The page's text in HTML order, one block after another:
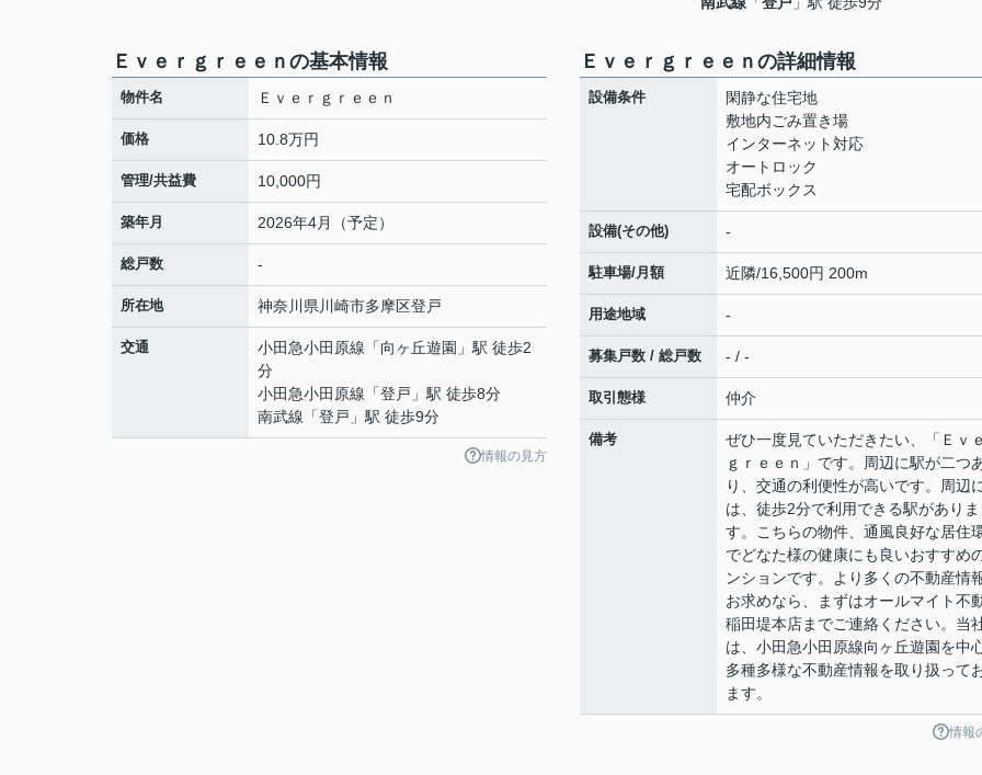
Ｅｖｅｒｇｒｅｅｎの基本情報
物件名 Ｅｖｅｒｇｒｅｅｎ
価格 10.8万円
管理/共益費 10,000円
築年月 2026年4月（予定）
総戸数 -
所在地 神奈川県 川崎市多摩区登戸
交通 小田急小田原線 「向ヶ丘遊園 」駅 徒歩2
分
小田急小田原線 「登戸 」駅 徒歩8分
南武線 「登戸 」駅 徒歩9分
情報の見方
Ｅｖｅｒｇｒｅｅｎの詳細情報
設備条件
閑静な住宅地
敷地内ごみ置き場
インターネット対応
オートロック
宅配ボックス
設備(その他) -
駐車場/月額 近隣/16,500円 200m
用途地域 -
募集戸数 / 総戸数 - / -
取引態様 仲介
備考
ぜひ一度見ていただきたい、「Ｅｖ
ｇｒｅｅｎ」です。周辺に駅が二つ
り、交通の利便性が高いです。周辺
は、徒歩2分で利用できる駅がありま
す。こちらの物件、通風良好な居住
でどなた様の健康にも良いおすすめ
ンションです。より多くの不動産情
お求めなら、まずはオールマイト不
稲田堤本店までご連絡ください。当
は、小田急小田原線向ヶ丘遊園を中
多種多様な不動産情報を取り扱って
ます。
情報